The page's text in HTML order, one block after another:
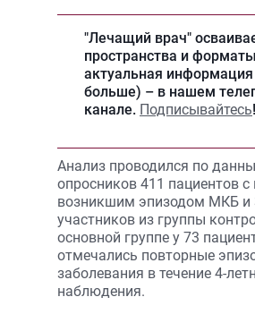
"Лечащий врач"
пространства и
актуальная
больше) – в нашем
канале. Подписывайтесь!
Анализ проводился по
опросников 411 пациентов
возникшим эпизодом МКБ и
участников из группы
основной группе у 73
отмечались повторные
заболевания в течение 4-
наблюдения.